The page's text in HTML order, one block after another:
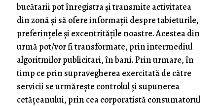
bucătarii pot înregistra și transmite activitatea
din zonă și să ofere informații despre tabieturile,
preferințele și excentritățile noastre. Acestea din
urmă pot/vor fi transformate, prin intermediul
algoritmilor publicitari, în bani. Prin urmare, în
timp ce prin supravegherea exercitată de către
servicii se urmărește controlul și supunerea
cetățeanului, prin cea corporatistă consumatorul